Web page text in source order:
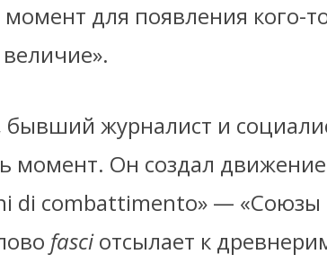
для появления кого-
бывший журналист и
момент. Он создал
di combattimento» — «Союзы
fasciотсылает к